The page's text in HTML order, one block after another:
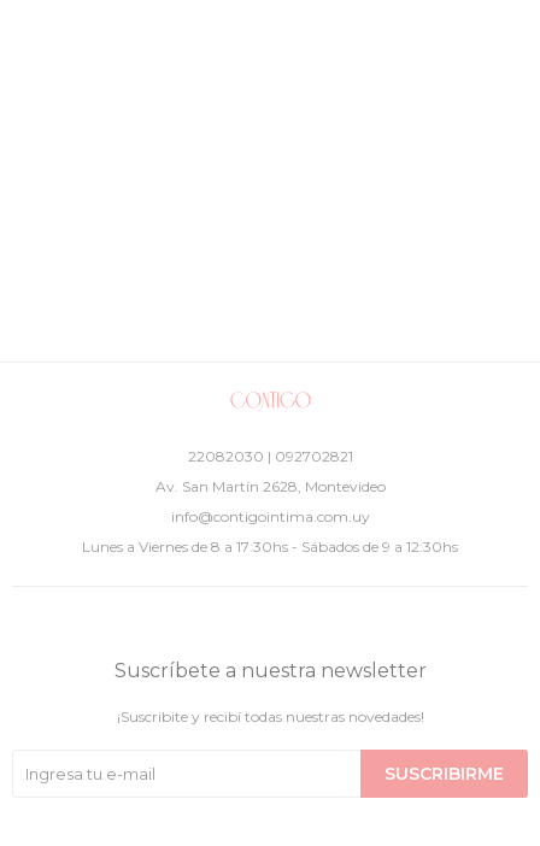
22082030 | 092702821
Av. San Martín 2628, Montevideo
info@contigointima.com.uy
Lunes a Viernes de 8 a 17:30hs - Sábados de 9 a 12:30hs
Suscríbete a nuestra newsletter
¡Suscribite y recibí todas nuestras novedades!
SUSCRIBIRME